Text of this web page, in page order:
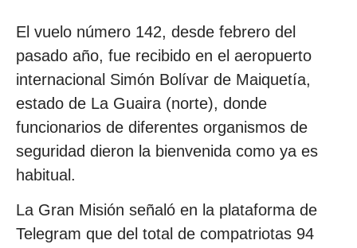
El vuelo número 142, desde febrero del
pasado año, fue recibido en el aeropuerto
internacional Simón Bolívar de Maiquetía,
estado de La Guaira (norte), donde
funcionarios de diferentes organismos de
seguridad dieron la bienvenida como ya es
habitual.
La Gran Misión señaló en la plataforma de
Telegram que del total de compatriotas 94